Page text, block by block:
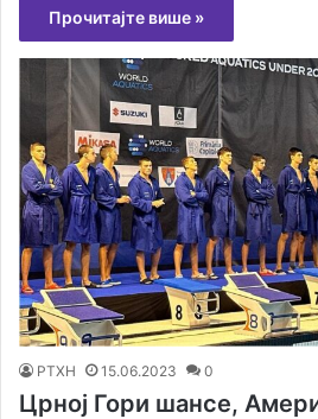
Прочитајте више »
РТХН 15.06.2023 0
Црној Гори шансе,